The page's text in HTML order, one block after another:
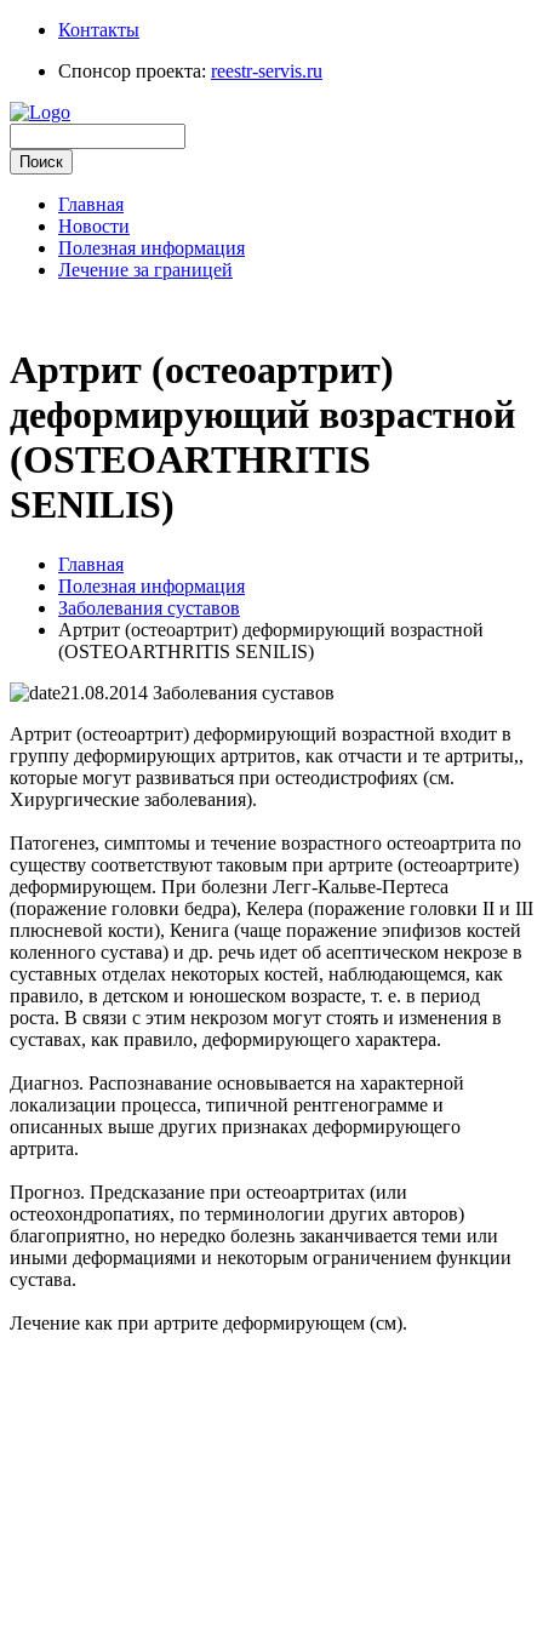
Контакты
Спонсор проекта: reestr-servis.ru
Главная
Новости
Полезная информация
Лечение за границей
Артрит (остеоартрит)
деформирующий возрастной
(OSTEOARTHRITIS
SENILIS)
Главная
Полезная информация
Заболевания суставов
Артрит (остеоартрит) деформирующий возрастной
(OSTEOARTHRITIS SENILIS)
21.08.2014 Заболевания суставов
Артрит (остеоартрит) деформирующий возрастной входит в
группу деформирующих артритов, как отчасти и те артриты,,
которые могут развиваться при остеодистрофиях (см.
Хирургические заболевания).
Патогенез, симптомы и течение возрастного остеоартрита по
существу соответствуют таковым при артрите (остеоартрите)
деформирующем. При болезни Легг-Кальве-Пертеса
(поражение головки бедра), Келера (поражение головки II и III
плюсневой кости), Кенига (чаще поражение эпифизов костей
коленного сустава) и др. речь идет об асептическом некрозе в
суставных отделах некоторых костей, наблюдающемся, как
правило, в детском и юношеском возрасте, т. е. в период
роста. В связи с этим некрозом могут стоять и изменения в
суставах, как правило, деформирующего характера.
Диагноз. Распознавание основывается на характерной
локализации процесса, типичной рентгенограмме и
описанных выше других признаках деформирующего
артрита.
Прогноз. Предсказание при остеоартритах (или
остеохондропатиях, по терминологии других авторов)
благоприятно, но нередко болезнь заканчивается теми или
иными деформациями и некоторым ограничением функции
сустава.
Лечение как при артрите деформирующем (см).